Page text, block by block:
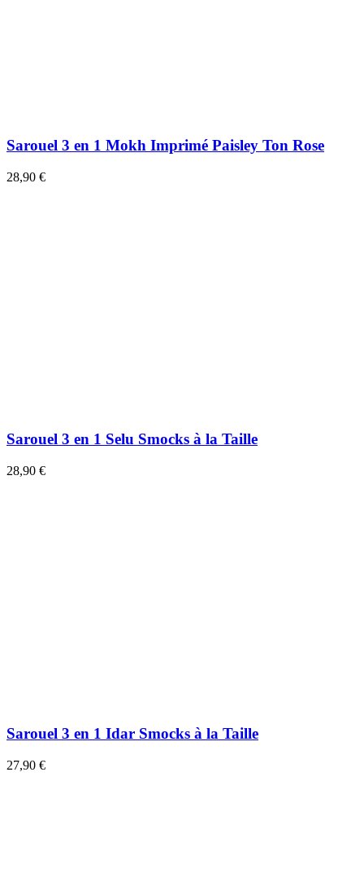
Sarouel 3 en 1 Mokh Imprimé Paisley Ton Rose
28,90 €
Sarouel 3 en 1 Selu Smocks à la Taille
28,90 €
Sarouel 3 en 1 Idar Smocks à la Taille
27,90 €